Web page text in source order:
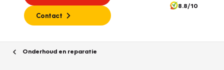
Contact
8.8/10
Onderhoud en reparatie